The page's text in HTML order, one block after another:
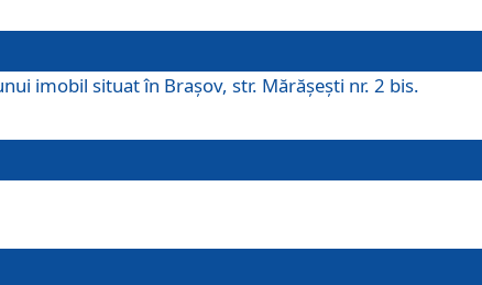
imobil situat în Braşov, str. Mărăşeşti nr. 2 bis.